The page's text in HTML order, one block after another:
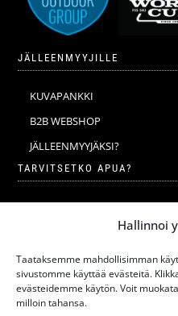
Hallinnoi
Taataksemme mahdollisimman
sivustomme käyttää evästeitä.
evästeidemme käytön. Voit
milloin tahansa.
JÄLLEENMYYJILLE
KUVAPANKKI
B2B WEBSHOP
JÄLLEENMYYJÄKSI?
TARVITSETKO APUA?
VERKKOKAUPAN YLEISET
MERINOVILLAN PESU JA
KOKOTAULUKKO
VASTUULLISUUS